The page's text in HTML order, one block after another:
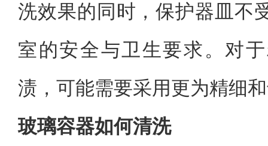
洗效果的同时，保护器皿不
室的安全与卫生要求。对
渍，可能需要采用更为精细
玻璃容器如何清洗